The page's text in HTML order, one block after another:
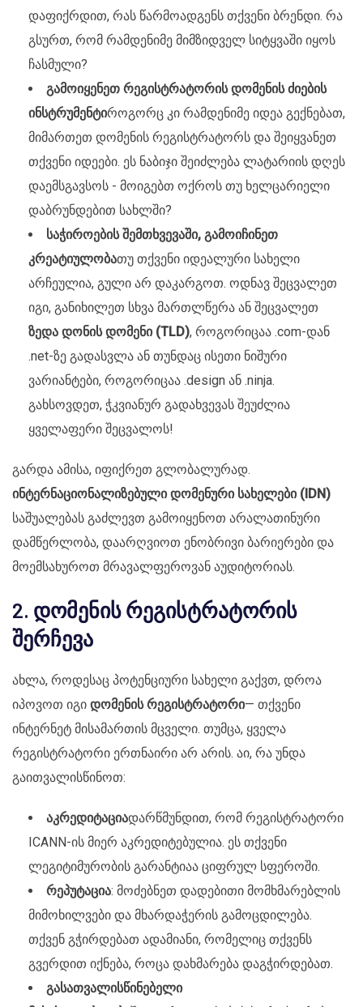
დაფიქრდით, რას წარმოადგენს თქვენი ბრენდი. რა
გსურთ, რომ რამდენიმე მიმზიდველ სიტყვაში იყოს
ჩასმული?
გამოიყენეთ რეგისტრატორის დომენის ძიების
ინსტრუმენტიროგორც კი რამდენიმე იდეა გექნებათ,
მიმართეთ დომენის რეგისტრატორს და შეიყვანეთ
თქვენი იდეები. ეს ნაბიჯი შეიძლება ლატარიის დღეს
დაემსგავსოს - მოიგებთ ოქროს თუ ხელცარიელი
დაბრუნდებით სახლში?
საჭიროების შემთხვევაში, გამოიჩინეთ
კრეატიულობათუ თქვენი იდეალური სახელი
არჩეულია, გული არ დაკარგოთ. ოდნავ შეცვალეთ
იგი, განიხილეთ სხვა მართლწერა ან შეცვალეთ
ზედა დონის დომენი (TLD), როგორიცაა .com-დან
.net-ზე გადასვლა ან თუნდაც ისეთი ნიშური
ვარიანტები, როგორიცაა .design ან .ninja.
გახსოვდეთ, ჭკვიანურ გადახვევას შეუძლია
ყველაფერი შეცვალოს!
გარდა ამისა, იფიქრეთ გლობალურად.
ინტერნაციონალიზებული დომენური სახელები (IDN)
საშუალებას გაძლევთ გამოიყენოთ არალათინური
დამწერლობა, დაარღვიოთ ენობრივი ბარიერები და
მოემსახუროთ მრავალფეროვან აუდიტორიას.
2. დომენის რეგისტრატორის
შერჩევა
ახლა, როდესაც პოტენციური სახელი გაქვთ, დროა
იპოვოთ იგი დომენის რეგისტრატორი— თქვენი
ინტერნეტ მისამართის მცველი. თუმცა, ყველა
რეგისტრატორი ერთნაირი არ არის. აი, რა უნდა
გაითვალისწინოთ:
აკრედიტაციადარწმუნდით, რომ რეგისტრატორი
ICANN-ის მიერ აკრედიტებულია. ეს თქვენი
ლეგიტიმურობის გარანტიაა ციფრულ სფეროში.
რეპუტაცია: მოძებნეთ დადებითი მომხმარებლის
მიმოხილვები და მხარდაჭერის გამოცდილება.
თქვენ გჭირდებათ ადამიანი, რომელიც თქვენს
გვერდით იქნება, როცა დახმარება დაგჭირდებათ.
გასათვალისწინებელი